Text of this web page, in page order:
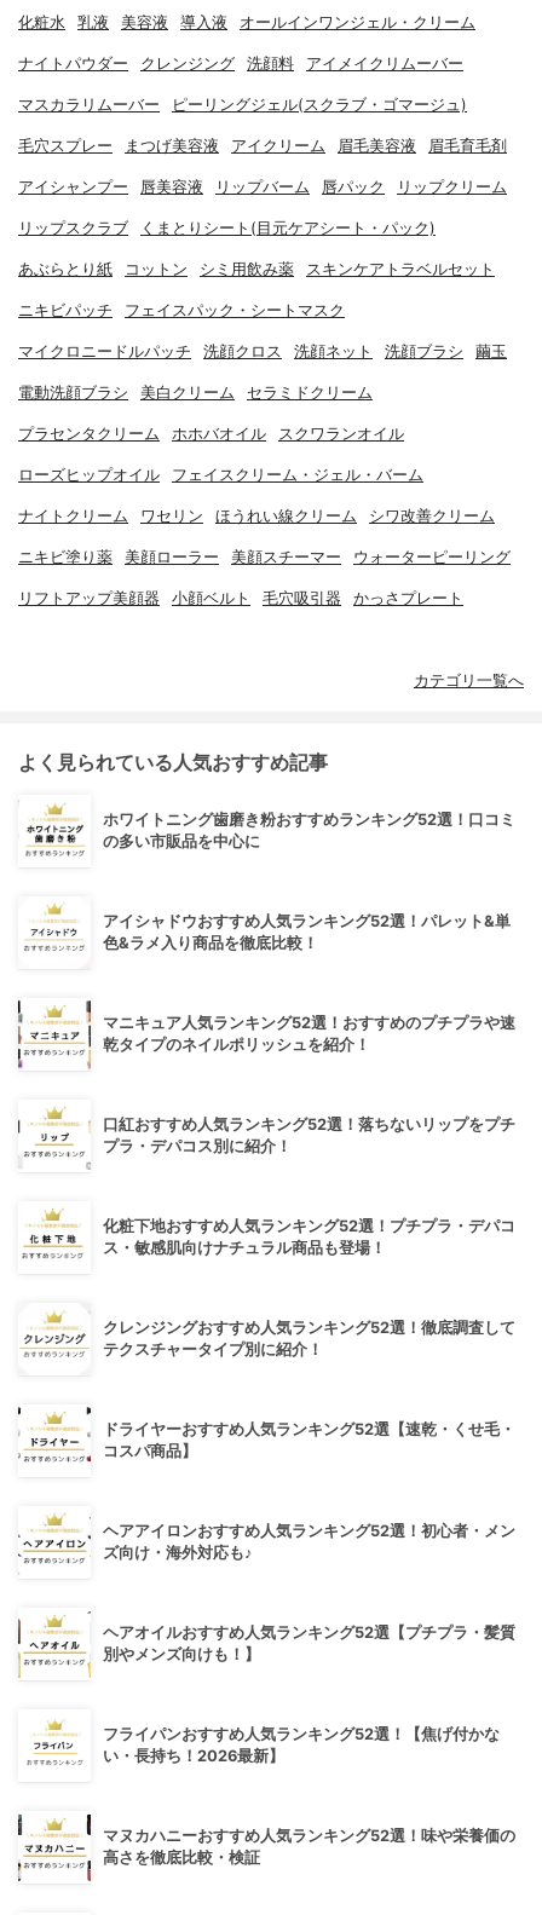
化粧水 乳液 美容液 導入液 オールインワンジェル・クリーム
ナイトパウダー クレンジング 洗顔料 アイメイクリムーバー
マスカラリムーバー ピーリングジェル(スクラブ・ゴマージュ)
毛穴スプレー まつげ美容液 アイクリーム 眉毛美容液 眉毛育毛剤
アイシャンプー 唇美容液 リップバーム 唇パック リップクリーム
リップスクラブ くまとりシート(目元ケアシート・パック)
あぶらとり紙 コットン シミ用飲み薬 スキンケアトラベルセット
ニキビパッチ フェイスパック・シートマスク
マイクロニードルパッチ 洗顔クロス 洗顔ネット 洗顔ブラシ 繭玉
電動洗顔ブラシ 美白クリーム セラミドクリーム
プラセンタクリーム ホホバオイル スクワランオイル
ローズヒップオイル フェイスクリーム・ジェル・バーム
ナイトクリーム ワセリン ほうれい線クリーム シワ改善クリーム
ニキビ塗り薬 美顔ローラー 美顔スチーマー ウォーターピーリング
リフトアップ美顔器 小顔ベルト 毛穴吸引器 かっさプレート
カテゴリ一覧へ
よく見られている人気おすすめ記事
ホワイトニング歯磨き粉おすすめランキング52選！口コミ
の多い市販品を中心に
アイシャドウおすすめ人気ランキング52選！パレット&単
色&ラメ入り商品を徹底比較！
マニキュア人気ランキング52選！おすすめのプチプラや速
乾タイプのネイルポリッシュを紹介！
口紅おすすめ人気ランキング52選！落ちないリップをプチ
プラ・デパコス別に紹介！
化粧下地おすすめ人気ランキング52選！プチプラ・デパコ
ス・敏感肌向けナチュラル商品も登場！
クレンジングおすすめ人気ランキング52選！徹底調査して
テクスチャータイプ別に紹介！
ドライヤーおすすめ人気ランキング52選【速乾・くせ毛・
コスパ商品】
ヘアアイロンおすすめ人気ランキング52選！初心者・メン
ズ向け・海外対応も♪
ヘアオイルおすすめ人気ランキング52選【プチプラ・髪質
別やメンズ向けも！】
フライパンおすすめ人気ランキング52選！【焦げ付かな
い・長持ち！2026最新】
マヌカハニーおすすめ人気ランキング52選！味や栄養価の
高さを徹底比較・検証